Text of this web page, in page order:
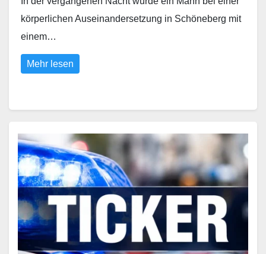
körperlichen Auseinandersetzung in Schöneberg mit
einem…
Mehr lesen